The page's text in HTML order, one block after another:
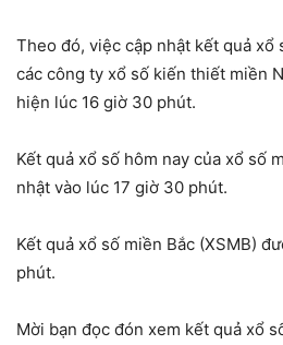
Theo đó, việc cập nhật kết quả xổ
các công ty xổ số kiến thiết miền
hiện lúc 16 giờ 30 phút.
Kết quả xổ số hôm nay của xổ số
nhật vào lúc 17 giờ 30 phút.
Kết quả xổ số miền Bắc (XSMB)
phút.
Mời bạn đọc đón xem kết quả xổ